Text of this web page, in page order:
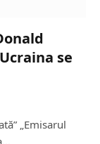
se
„Emisarul